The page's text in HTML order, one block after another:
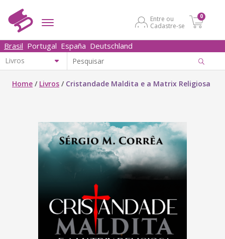
Entre ou
Cadastre-se
0
Brasil Portugal España Deutschland
Home / Livros / Cristandade Maldita e a Matrix Religiosa